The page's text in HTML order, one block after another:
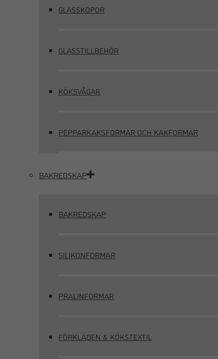
GLASSKOPOR
GLASSTILLBEHÖR
KÖKSVÅGAR
PEPPARKAKSFORMAR OCH KAKFORMAR
BAKREDSKAP
BAKREDSKAP
SILIKONFORMAR
PRALINFORMAR
FÖRKLÄDEN & KÖKSTEXTIL